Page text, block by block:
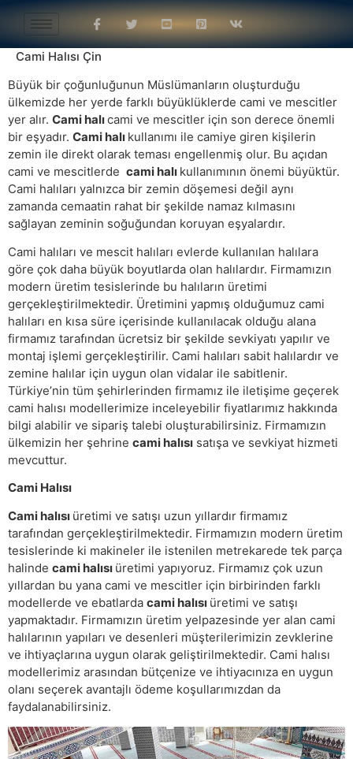
Cami Halısı Çin
Büyük bir çoğunluğunun Müslümanların oluşturduğu
ülkemizde her yerde farklı büyüklüklerde cami ve mescitler
yer alır. Cami halıcami ve mescitler için son derece önemli
bir eşyadır. Cami halı kullanımı ile camiye giren kişilerin
zemin ile direkt olarak teması engellenmiş olur. Bu açıdan
cami ve mescitlerde cami halı kullanımının önemi büyüktür.
Cami halıları yalnızca bir zemin döşemesi değil aynı
zamanda cemaatin rahat bir şekilde namaz kılmasını
sağlayan zeminin soğuğundan koruyan eşyalardır.
Cami halıları ve mescit halıları evlerde kullanılan halılara
göre çok daha büyük boyutlarda olan halılardır. Firmamızın
modern üretim tesislerinde bu halıların üretimi
gerçekleştirilmektedir. Üretimini yapmış olduğumuz cami
halıları en kısa süre içerisinde kullanılacak olduğu alana
firmamız tarafından ücretsiz bir şekilde sevkiyatı yapılır ve
montaj işlemi gerçekleştirilir. Cami halıları sabit halılardır ve
zemine halılar için uygun olan vidalar ile sabitlenir.
Türkiye’nin tüm şehirlerinden firmamız ile iletişime geçerek
cami halısı modellerimize inceleyebilir fiyatlarımız hakkında
bilgi alabilir ve sipariş talebi oluşturabilirsiniz. Firmamızın
ülkemizin her şehrine cami halısı satışa ve sevkiyat hizmeti
mevcuttur.
Cami Halısı
Cami halısı üretimi ve satışı uzun yıllardır firmamız
tarafından gerçekleştirilmektedir. Firmamızın modern üretim
tesislerinde ki makineler ile istenilen metrekarede tek parça
halinde cami halısı üretimi yapıyoruz. Firmamız çok uzun
yıllardan bu yana cami ve mescitler için birbirinden farklı
modellerde ve ebatlarda cami halısı üretimi ve satışı
yapmaktadır. Firmamızın üretim yelpazesinde yer alan cami
halılarının yapıları ve desenleri müşterilerimizin zevklerine
ve ihtiyaçlarına uygun olarak geliştirilmektedir. Cami halısı
modellerimiz arasından bütçenize ve ihtiyacınıza en uygun
olanı seçerek avantajlı ödeme koşullarımızdan da
faydalanabilirsiniz.